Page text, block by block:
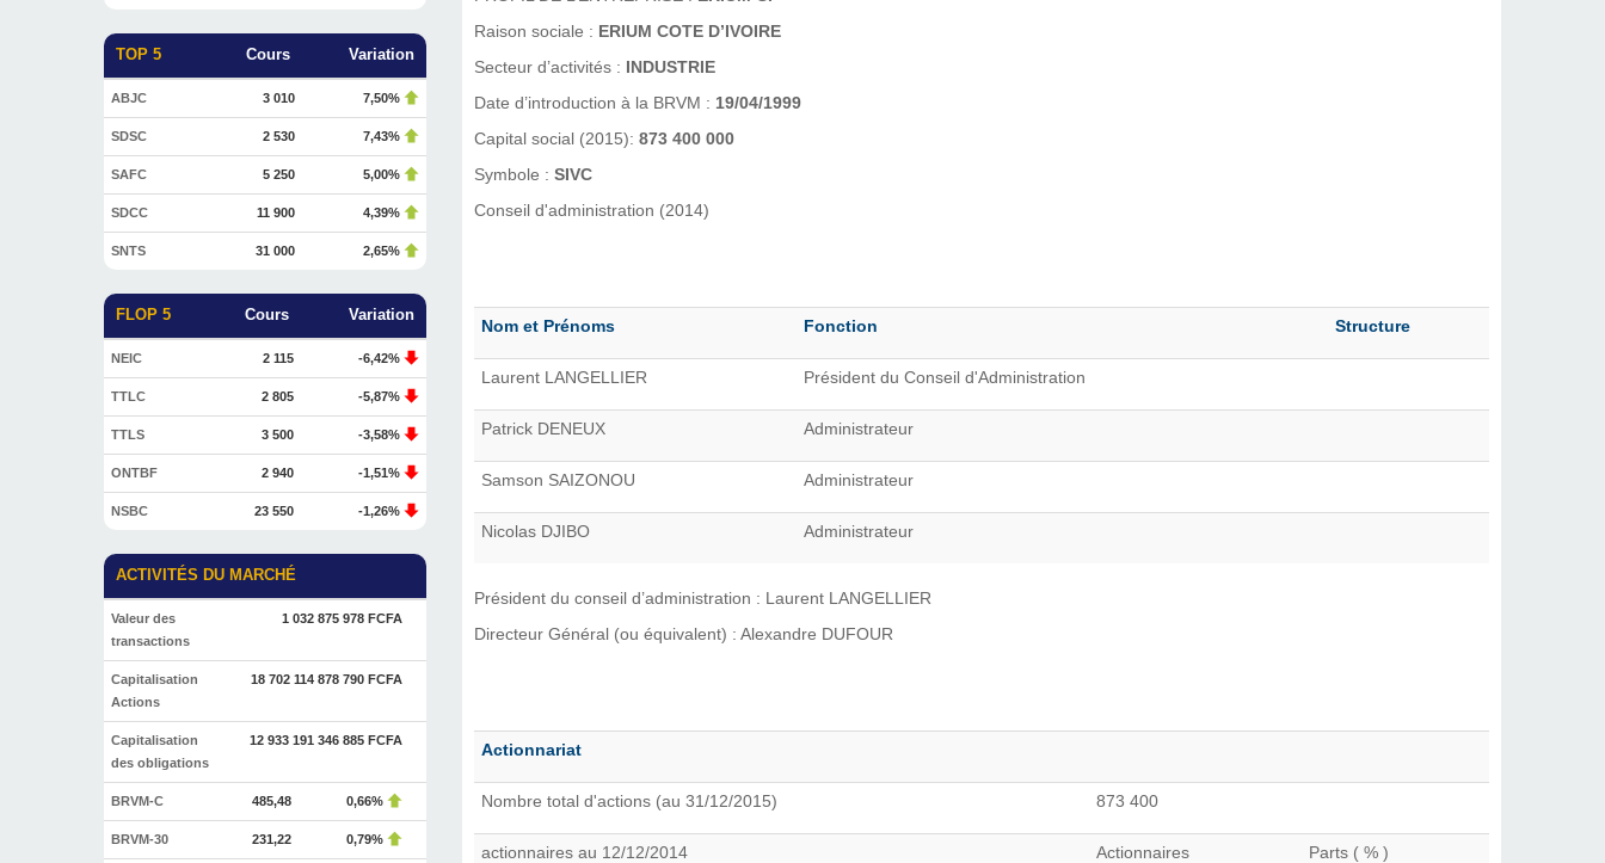
TOP 5 Cours Variation
ABJC 3 010 7,50%
SDSC 2 530 7,43%
SAFC 5 250 5,00%
SDCC 11 900 4,39%
SNTS 31 000 2,65%
FLOP 5 Cours Variation
NEIC 2 115 -6,42%
TTLC 2 805 -5,87%
TTLS 3 500 -3,58%
ONTBF 2 940 -1,51%
NSBC 23 550 -1,26%
ACTIVITÉS DU MARCHÉ
Valeur des
transactions
1 032 875 978 FCFA
Capitalisation
Actions
18 702 114 878 790 FCFA
Capitalisation
des obligations
12 933 191 346 885 FCFA
BRVM-C 485,48 0,66%
BRVM-30 231,22 0,79%
Raison sociale : ERIUM COTE D’IVOIRE
Secteur d’activités :
INDUSTRIE
Date d’introduction à la BRVM : 19/04/1999
Capital social (2015): 873 400 000
Symbole : SIVC
Conseil d'administration (2014)
Nom et Prénoms Fonction Structure
Laurent LANGELLIER Président du Conseil d'Administration
Patrick DENEUX Administrateur
Samson SAIZONOU Administrateur
Nicolas DJIBO Administrateur
Président du conseil d’administration : Laurent LANGELLIER
Directeur Général (ou équivalent) : Alexandre DUFOUR
Actionnariat
Nombre total d'actions (au 31/12/2015) 873 400
actionnaires au 12/12/2014 Actionnaires Parts ( % )